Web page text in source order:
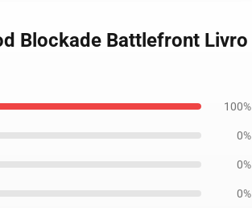
Blockade Battlefront Livro
100%
0%
0%
0%